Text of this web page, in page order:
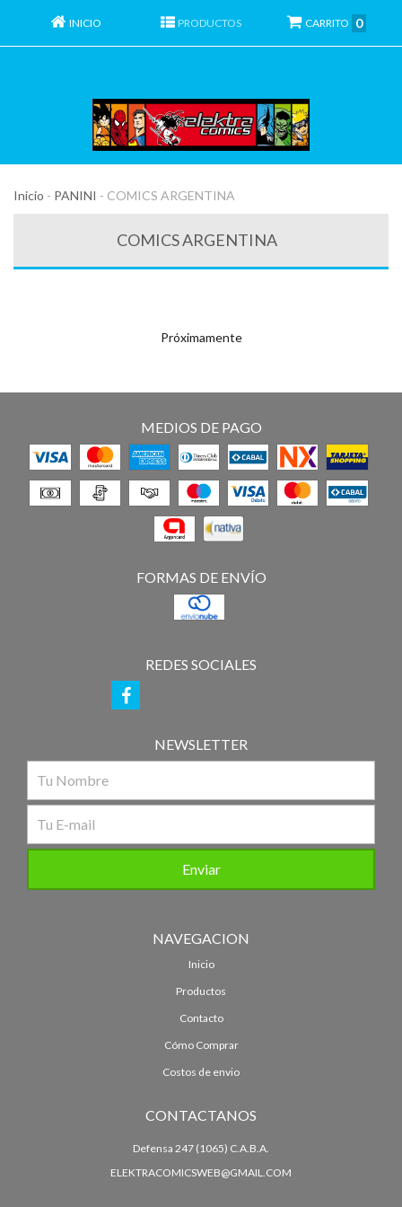
INICIO PRODUCTOS CARRITO 0
Inicio - PANINI - COMICS ARGENTINA
COMICS ARGENTINA
Próximamente
MEDIOS DE PAGO
FORMAS DE ENVÍO
REDES SOCIALES
NEWSLETTER
NAVEGACION
Inicio
Productos
Contacto
Cómo Comprar
Costos de envio
CONTACTANOS
Defensa 247 (1065) C.A.B.A.
ELEKTRACOMICSWEB@GMAIL.COM